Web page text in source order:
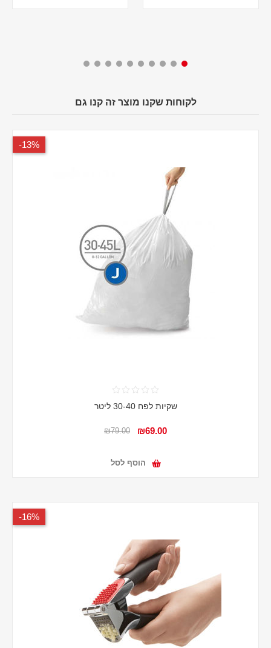
לקוחות שקנו מוצר זה קנו גם
13%-
שקיות לפח 30-40 ליטר
₪69.00
₪79.00
הוסף לסל
16%-